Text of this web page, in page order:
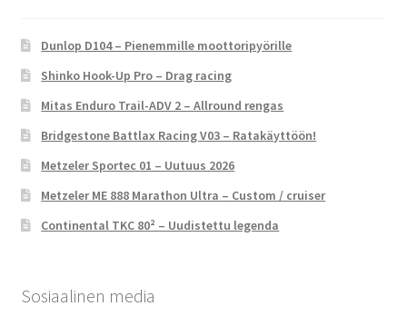
Dunlop D104 – Pienemmille moottoripyörille
Shinko Hook-Up Pro – Drag racing
Mitas Enduro Trail-ADV 2 – Allround rengas
Bridgestone Battlax Racing V03 – Ratakäyttöön!
Metzeler Sportec 01 – Uutuus 2026
Metzeler ME 888 Marathon Ultra – Custom / cruiser
Continental TKC 80² – Uudistettu legenda
Sosiaalinen media